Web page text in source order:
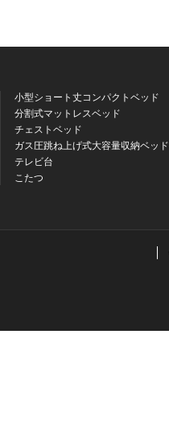
小型ショート丈コンパクトベッド
分割式マットレスベッド
チェストベッド
ガス圧跳ね上げ式大容量収納ベッド
テレビ台
こたつ